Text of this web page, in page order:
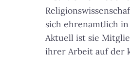
sich ehrenamtlich in
Aktuell ist sie
ihrer Arbeit auf der